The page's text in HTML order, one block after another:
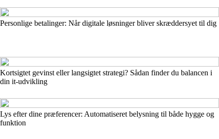
Personlige betalinger: Når digitale løsninger bliver skræddersyet til dig
Kortsigtet gevinst eller langsigtet strategi? Sådan finder du balancen i
din it-udvikling
Lys efter dine præferencer: Automatiseret belysning til både hygge og
funktion